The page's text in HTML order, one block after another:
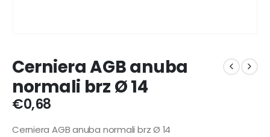
Cerniera AGB anuba
normali brz Ø 14
€0,68
Cerniera AGB anuba normali brz Ø 14